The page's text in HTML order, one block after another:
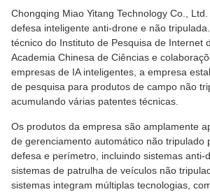
Chongqing Miao Yitang Technology Co.,
defesa inteligente anti-drone e não
técnico do Instituto de Pesquisa de Internet
Academia Chinesa de Ciências e
empresas de IA inteligentes, a empresa
de pesquisa para produtos de campo não
acumulando várias patentes técnicas.
Os produtos da empresa são amplamente
de gerenciamento automático não tripulado
defesa e perímetro, incluindo sistemas anti-
sistemas de patrulha de veículos não
sistemas integram múltiplas tecnologias,